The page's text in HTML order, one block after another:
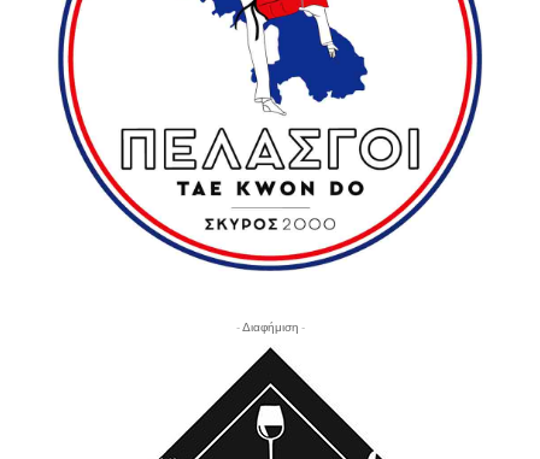
- Διαφήμιση -